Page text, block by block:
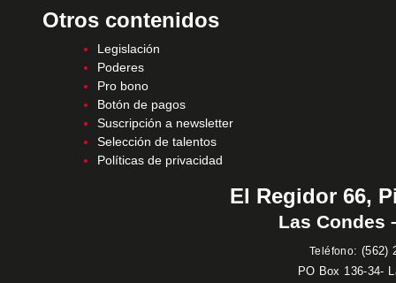
Otros contenidos
Legislación
Poderes
Pro bono
Botón de pagos
Suscripción a newsletter
Selección de talentos
Políticas de privacidad
El Regidor 66,
Las Condes
Teléfono: (562)
PO Box 136-34-